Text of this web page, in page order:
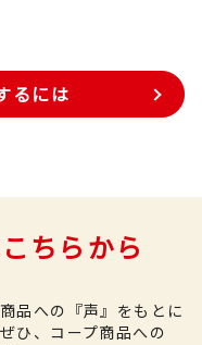
るには
ちらから
品への『声』をもとに
ぜひ、コープ商品への